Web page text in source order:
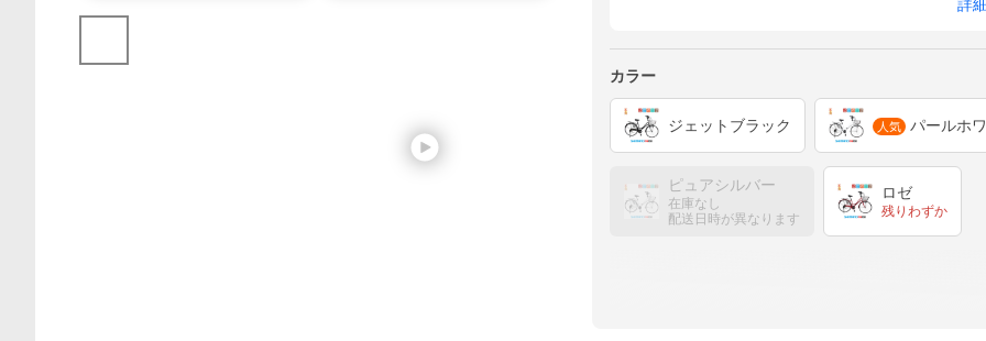
詳
カラー
ジェットブラック 人気 パールホ
ピュアシルバー
在庫なし
配送日時が異なります
ロゼ
残りわずか